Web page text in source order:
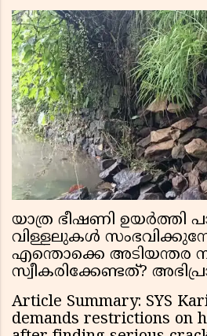
യാത്ര ഭീഷണി ഉയര്‍ത്തി
വിള്ളലുകൾ
എന്തൊക്കെ അടിയന്തര
സ്വീകരിക്കേണ്ടത്?
Article Summary: SYS
demands restrictions on